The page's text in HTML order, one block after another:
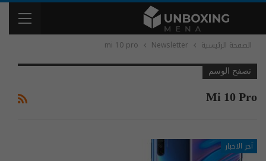
الصفحة الرئيسية Newsletter
mi 10 pro
تصفح الوسم
Mi 10 Pro
آخر الاخبار